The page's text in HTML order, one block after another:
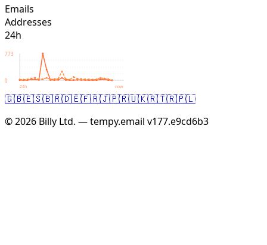
Emails
Addresses
24h
773
0
24h now
🇬🇧🇪🇸🇧🇷🇩🇪🇫🇷🇯🇵🇷🇺🇰🇷🇹🇷🇵🇱
© 2026 Billy Ltd. — tempy.email v177.e9cd6b3